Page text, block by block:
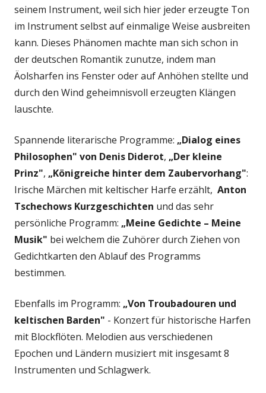
seinem Instrument, weil sich hier jeder erzeugte Ton
im Instrument selbst auf einmalige Weise ausbreiten
kann. Dieses Phänomen machte man sich schon in
der deutschen Romantik zunutze, indem man
Äolsharfen ins Fenster oder auf Anhöhen stellte und
durch den Wind geheimnisvoll erzeugten Klängen
lauschte.
Spannende literarische Programme: „Dialog eines
Philosophen" von Denis Diderot, „Der kleine
Prinz", „Königreiche hinter dem Zaubervorhang":
Irische Märchen mit keltischer Harfe erzählt, Anton
Tschechows Kurzgeschichten und das sehr
persönliche Programm: „Meine Gedichte – Meine
Musik" bei welchem die Zuhörer durch Ziehen von
Gedichtkarten den Ablauf des Programms
bestimmen.
Ebenfalls im Programm: „Von Troubadouren und
keltischen Barden" - Konzert für historische Harfen
mit Blockflöten. Melodien aus verschiedenen
Epochen und Ländern musiziert mit insgesamt 8
Instrumenten und Schlagwerk.